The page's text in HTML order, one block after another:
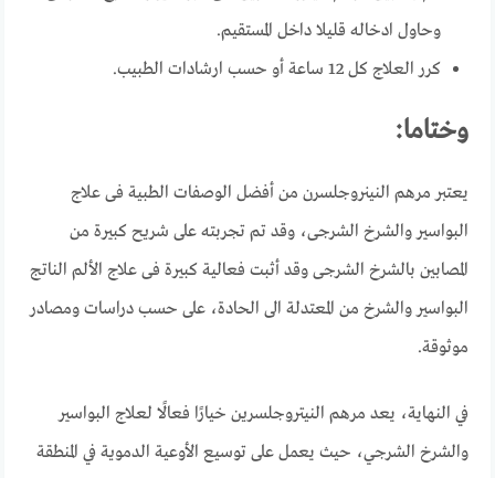
وحاول ادخاله قليلا داخل المستقيم.
كرر العلاج كل 12 ساعة أو حسب ارشادات الطبيب.
وختاما:
يعتبر مرهم النينروجلسرن من أفضل الوصفات الطبية فى علاج
البواسير والشرخ الشرجى، وقد تم تجربته على شريح كبيرة من
المصابين بالشرخ الشرجى وقد أثبت فعالية كبيرة فى علاج الألم الناتج
البواسير والشرخ من المعتدلة الى الحادة، على حسب دراسات ومصادر
موثوقة.
في النهاية، يعد مرهم النيتروجلسرين خيارًا فعالًا لعلاج البواسير
والشرخ الشرجي، حيث يعمل على توسيع الأوعية الدموية في المنطقة